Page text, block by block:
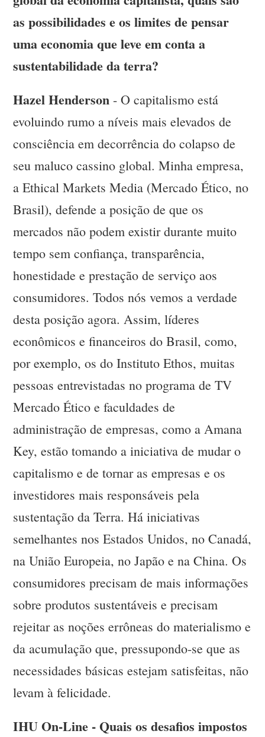
as possibilidades e os limites de pensar
uma economia que leve em conta a
sustentabilidade da terra?
Hazel Henderson - O capitalismo está
evoluindo rumo a níveis mais elevados de
consciência em decorrência do colapso de
seu maluco cassino global. Minha empresa,
a Ethical Markets Media (Mercado Ético, no
Brasil), defende a posição de que os
mercados não podem existir durante muito
tempo sem confiança, transparência,
honestidade e prestação de serviço aos
consumidores. Todos nós vemos a verdade
desta posição agora. Assim, líderes
econômicos e financeiros do Brasil, como,
por exemplo, os do Instituto Ethos, muitas
pessoas entrevistadas no programa de TV
Mercado Ético e faculdades de
administração de empresas, como a Amana
Key, estão tomando a iniciativa de mudar o
capitalismo e de tornar as empresas e os
investidores mais responsáveis pela
sustentação da Terra. Há iniciativas
semelhantes nos Estados Unidos, no Canadá,
na União Europeia, no Japão e na China. Os
consumidores precisam de mais informações
sobre produtos sustentáveis e precisam
rejeitar as noções errôneas do materialismo e
da acumulação que, pressupondo-se que as
necessidades básicas estejam satisfeitas, não
levam à felicidade.
IHU On-Line - Quais os desafios impostos